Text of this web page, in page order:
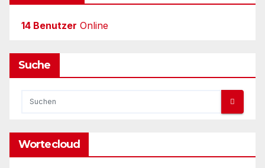
14 Benutzer Online
Suche
Wortecloud